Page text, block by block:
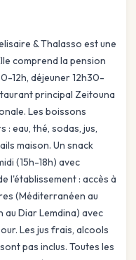
& Thalasso est une
comprend la pension
12h, déjeuner 12h30-
principal Zeitouna
Les boissons
: eau, thé, sodas, jus,
maison. Un snack
(15h-18h) avec
l'établissement : accès à
(Méditerranéen au
au Diar Lemdina) avec
Les jus frais, alcools
pas inclus. Toutes les